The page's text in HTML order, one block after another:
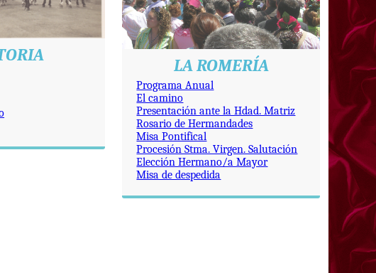
LA ROMERÍA
Programa Anual
El camino
Presentación ante la Hdad. Matriz
Rosario de Hermandades
Misa Pontifical
Procesión Stma. Virgen. Salutación
Elección Hermano/a Mayor
Misa de despedida